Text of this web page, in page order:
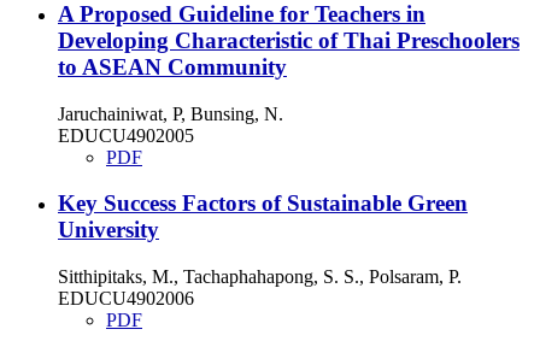
A Proposed Guideline for Teachers in
Developing Characteristic of Thai Preschoolers
to ASEAN Community
Jaruchainiwat, P, Bunsing, N.
EDUCU4902005
PDF
Key Success Factors of Sustainable Green
University
Sitthipitaks, M., Tachaphahapong, S. S., Polsaram, P.
EDUCU4902006
PDF